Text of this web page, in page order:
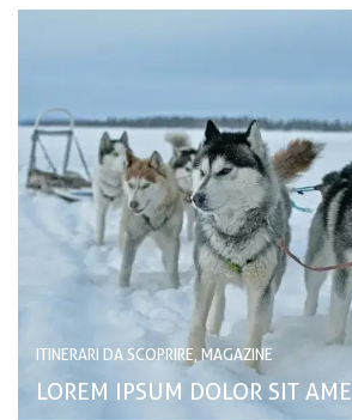
ITINERARI DA SCOPRIRE, MAGAZINE
LOREM IPSUM DOLOR SIT AME